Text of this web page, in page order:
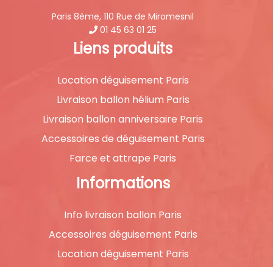
Paris 8ème, 110 Rue de Miromesnil
01 45 63 01 25
Liens produits
Location déguisement Paris
Livraison ballon hélium Paris
Livraison ballon anniversaire Paris
Accessoires de déguisement Paris
Farce et attrape Paris
Informations
Info livraison ballon Paris
Accessoires déguisement Paris
Location déguisement Paris